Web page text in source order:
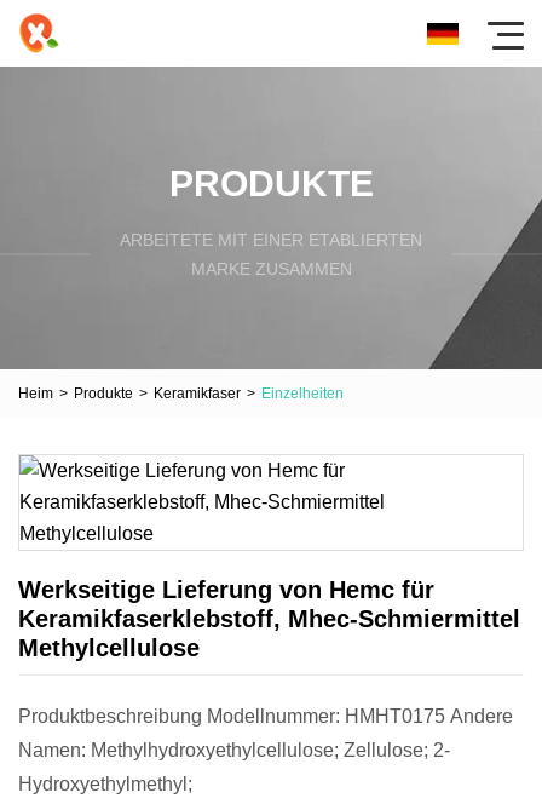
PRODUKTE
ARBEITETE MIT EINER ETABLIERTEN
MARKE ZUSAMMEN
Heim > Produkte > Keramikfaser > Einzelheiten
Werkseitige Lieferung von Hemc für
Keramikfaserklebstoff, Mhec-Schmiermittel
Methylcellulose
Produktbeschreibung Modellnummer: HMHT0175 Andere
Namen: Methylhydroxyethylcellulose; Zellulose; 2-
Hydroxyethylmethyl;